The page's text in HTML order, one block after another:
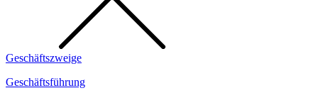
Geschäftszweige
Geschäftsführung